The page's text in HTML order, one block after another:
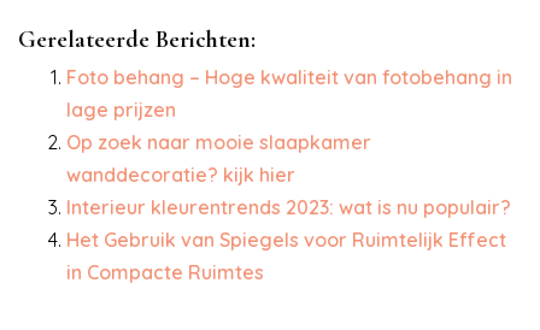
Gerelateerde Berichten:
Foto behang – Hoge kwaliteit van fotobehang in
lage prijzen
Op zoek naar mooie slaapkamer
wanddecoratie? kijk hier
Interieur kleurentrends 2023: wat is nu populair?
Het Gebruik van Spiegels voor Ruimtelijk Effect
in Compacte Ruimtes